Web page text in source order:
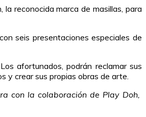
reconocida marca de masillas, para
seis presentaciones especiales de
afortunados, podrán reclamar sus
y crear sus propias obras de arte.
con la colaboración de Play Doh,